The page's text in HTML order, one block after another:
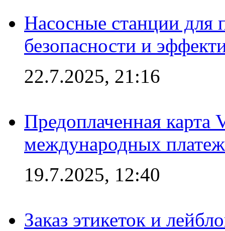
Насосные станции для
безопасности и
22.7.2025, 21:16
Предоплаченная карта
международных
19.7.2025, 12:40
Заказ этикеток и